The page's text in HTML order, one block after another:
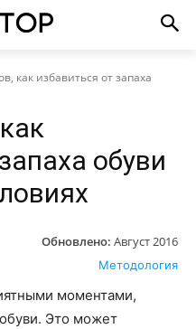
как избавиться от запаха
обуви
Обновлено: Август 2016
Методология
моментами,
Это может